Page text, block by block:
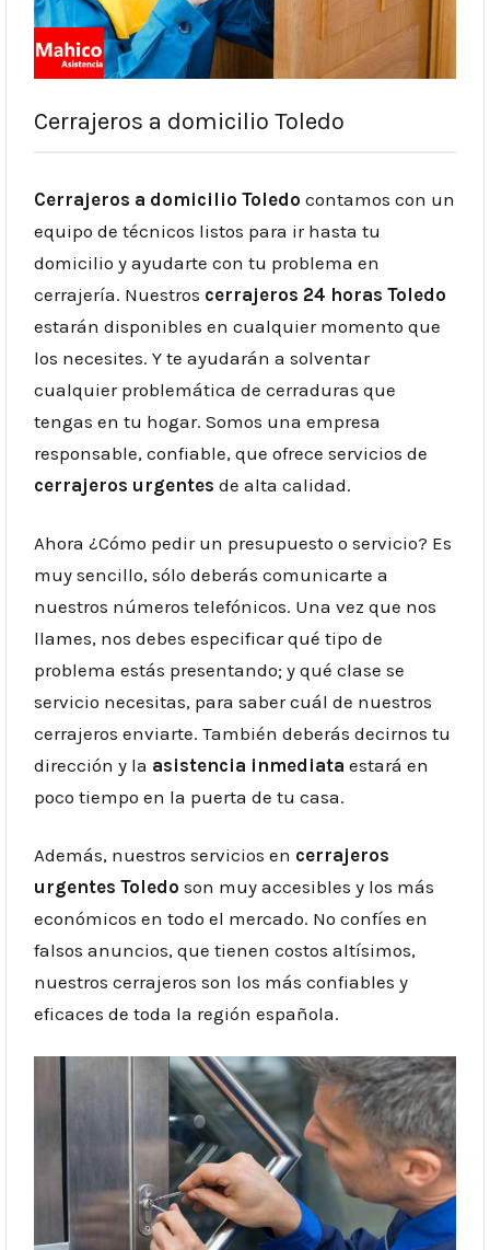
Cerrajeros a domicilio Toledo
Cerrajeros a domicilio Toledo contamos con un
equipo de técnicos listos para ir hasta tu
domicilio y ayudarte con tu problema en
cerrajería. Nuestros cerrajeros 24 horas Toledo
estarán disponibles en cualquier momento que
los necesites. Y te ayudarán a solventar
cualquier problemática de cerraduras que
tengas en tu hogar. Somos una empresa
responsable, confiable, que ofrece servicios de
cerrajeros urgentes de alta calidad.
Ahora ¿Cómo pedir un presupuesto o servicio? Es
muy sencillo, sólo deberás comunicarte a
nuestros números telefónicos. Una vez que nos
llames, nos debes especificar qué tipo de
problema estás presentando; y qué clase se
servicio necesitas, para saber cuál de nuestros
cerrajeros enviarte. También deberás decirnos tu
dirección y la asistencia inmediata estará en
poco tiempo en la puerta de tu casa.
Además, nuestros servicios en cerrajeros
urgentes Toledo son muy accesibles y los más
económicos en todo el mercado. No confíes en
falsos anuncios, que tienen costos altísimos,
nuestros cerrajeros son los más confiables y
eficaces de toda la región española.